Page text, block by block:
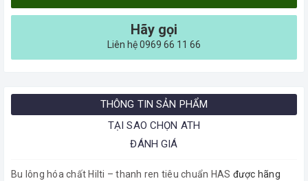
Hãy gọi
Liên hệ 0969 66 11 66
THÔNG TIN SẢN PHẨM
TẠI SAO CHỌN ATH
ĐÁNH GIÁ
Bu lông hóa chất Hilti – thanh ren tiêu chuẩn HAS được hãng